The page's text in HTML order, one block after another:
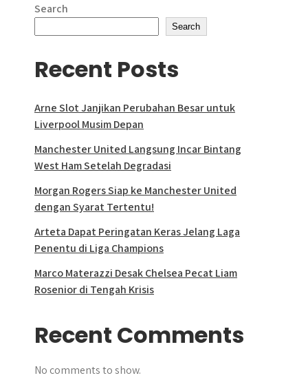
Search
Search
Recent Posts
Arne Slot Janjikan Perubahan Besar untuk
Liverpool Musim Depan
Manchester United Langsung Incar Bintang
West Ham Setelah Degradasi
Morgan Rogers Siap ke Manchester United
dengan Syarat Tertentu!
Arteta Dapat Peringatan Keras Jelang Laga
Penentu di Liga Champions
Marco Materazzi Desak Chelsea Pecat Liam
Rosenior di Tengah Krisis
Recent Comments
No comments to show.